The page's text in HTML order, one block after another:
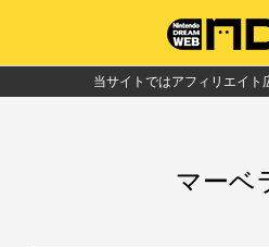
当サイトではアフィリエイト
マーベ